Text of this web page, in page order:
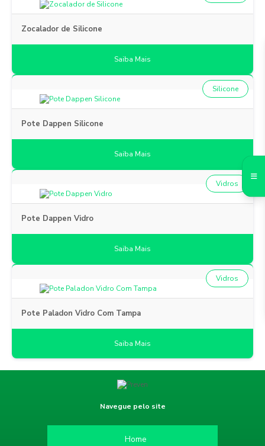
Zocalador de Silicone
Saiba Mais
Pote Dappen Silicone
Silicone
Saiba Mais
Pote Dappen Vidro
Vidros
Saiba Mais
Pote Paladon Vidro Com Tampa
Vidros
Saiba Mais
Navegue pelo site
Home